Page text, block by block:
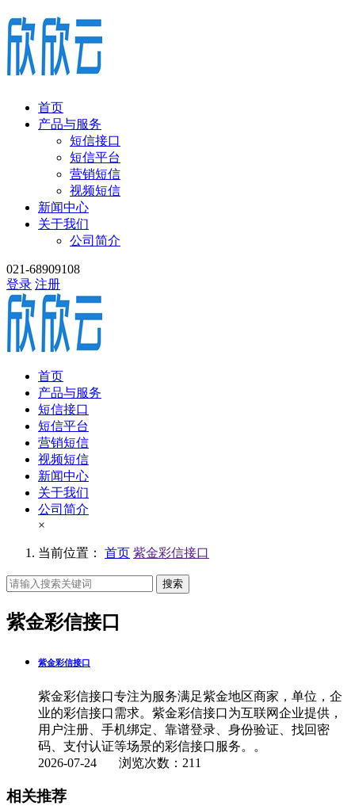
首页
产品与服务
短信接口
短信平台
营销短信
视频短信
新闻中心
关于我们
公司简介
021-68909108
登录 注册
首页
产品与服务
短信接口
短信平台
营销短信
视频短信
新闻中心
关于我们
公司简介
×
当前位置： 首页 紫金彩信接口
搜索
紫金彩信接口
紫金彩信接口
紫金彩信接口专注为服务满足紫金地区商家，单位，企
业的彩信接口需求。紫金彩信接口为互联网企业提供，
用户注册、手机绑定、靠谱登录、身份验证、找回密
码、支付认证等场景的彩信接口服务。。
2026-07-24 浏览次数：211
相关推荐